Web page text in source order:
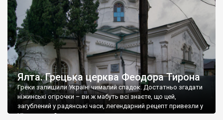
Ялта. Грецька церква Феодора Тирона
Греки залишили Україні чималий спадок. Достатньо згадати
ніжинські огірочки – ви ж мабуть всі знаєте, що цей,
загублений у радянські часи, легендарний рецепт привезли у
Ніжин греки?